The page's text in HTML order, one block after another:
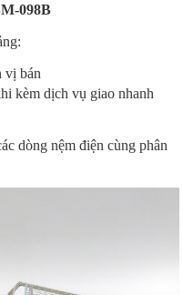
098B
vị bán
kèm dịch vụ giao nhanh
dòng nệm điện cùng phân